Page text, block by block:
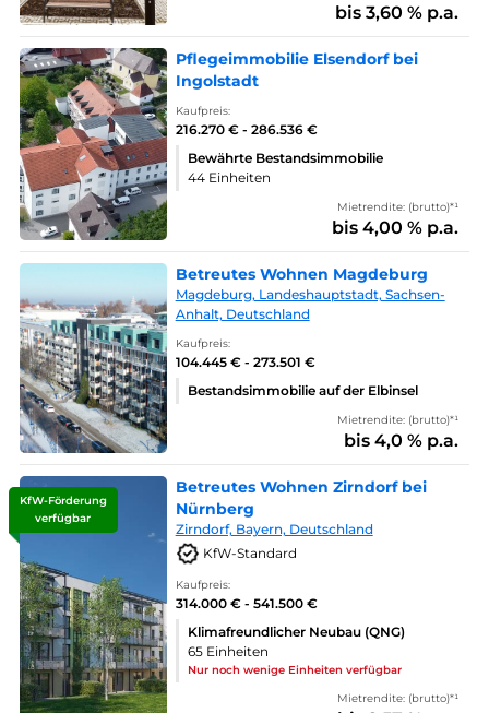
bis 3,60 % p.a.
Pflegeimmobilie Elsendorf bei
Ingolstadt
Kaufpreis:
216.270 € - 286.536 €
Bewährte Bestandsimmobilie
44 Einheiten
Mietrendite: (brutto)*¹
bis 4,00 % p.a.
Betreutes Wohnen Magdeburg
Magdeburg, Landeshauptstadt, Sachsen-
Anhalt, Deutschland
Kaufpreis:
104.445 € - 273.501 €
Bestandsimmobilie auf der Elbinsel
Mietrendite: (brutto)*¹
bis 4,0 % p.a.
KfW-Förderung
verfügbar
Betreutes Wohnen Zirndorf bei
Nürnberg
Zirndorf, Bayern, Deutschland
KfW-Standard
Kaufpreis:
314.000 € - 541.500 €
Klimafreundlicher Neubau (QNG)
65 Einheiten
Nur noch wenige Einheiten verfügbar
Mietrendite: (brutto)*¹